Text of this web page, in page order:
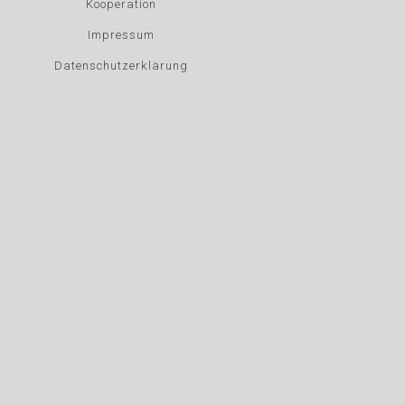
Kooperation
Impressum
Datenschutzerklärung